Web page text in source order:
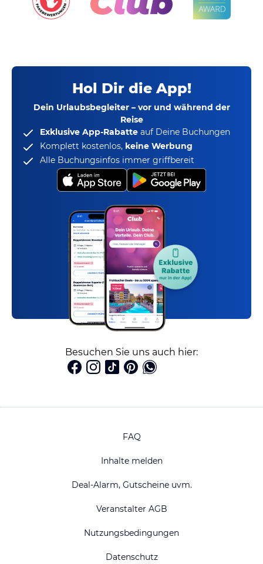
Hol Dir die App!
Dein Urlaubsbegleiter – vor und während der
Reise
Exklusive App-Rabatte auf Deine Buchungen
Komplett kostenlos, keine Werbung
Alle Buchungsinfos immer griffbereit
Besuchen Sie uns auch hier:
FAQ
Inhalte melden
Deal-Alarm, Gutscheine uvm.
Veranstalter AGB
Nutzungsbedingungen
Datenschutz